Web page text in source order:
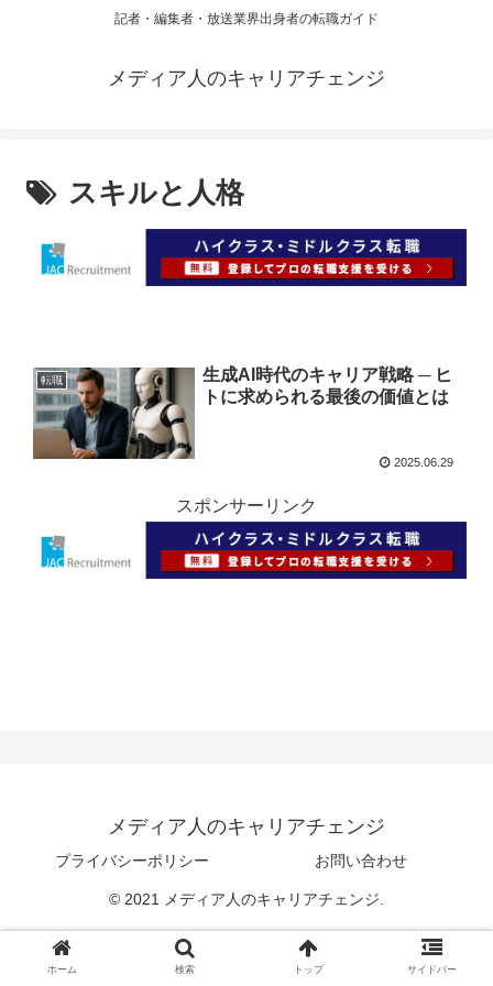
記者・編集者・放送業界出身者の転職ガイド
メディア人のキャリアチェンジ
スキルと人格
転職
生成AI時代のキャリア戦略 ─ ヒ
トに求められる最後の価値とは
2025.06.29
スポンサーリンク
メディア人のキャリアチェンジ
プライバシーポリシー お問い合わせ
© 2021 メディア人のキャリアチェンジ.
ホーム 検索 トップ サイドバー